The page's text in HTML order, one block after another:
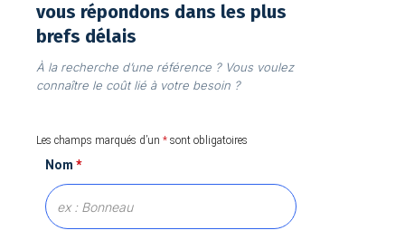
vous répondons dans les plus
brefs délais
À la recherche d’une référence ? Vous voulez
connaître le coût lié à votre besoin ?
Les champs marqués d’un * sont obligatoires
Nom *